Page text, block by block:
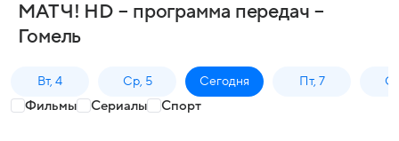
МАТЧ! HD – программа передач –
Гомель
Вт, 4 Ср, 5 Сегодня Пт, 7
Фильмы Сериалы Спорт